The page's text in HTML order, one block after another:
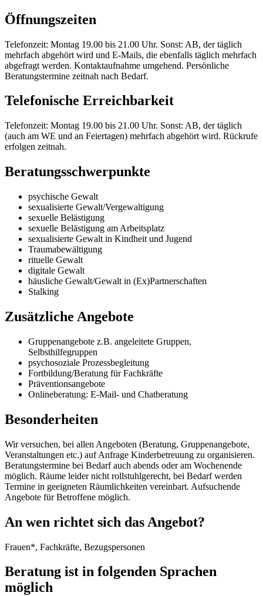
Öffnungszeiten
Telefonzeit: Montag 19.00 bis 21.00 Uhr. Sonst: AB, der täglich
mehrfach abgehört wird und E-Mails, die ebenfalls täglich mehrfach
abgefragt werden. Kontaktaufnahme umgehend. Persönliche
Beratungstermine zeitnah nach Bedarf.
Telefonische Erreichbarkeit
Telefonzeit: Montag 19.00 bis 21.00 Uhr. Sonst: AB, der täglich
(auch am WE und an Feiertagen) mehrfach abgehört wird. Rückrufe
erfolgen zeitnah.
Beratungsschwerpunkte
psychische Gewalt
sexualisierte Gewalt/Vergewaltigung
sexuelle Belästigung
sexuelle Belästigung am Arbeitsplatz
sexualisierte Gewalt in Kindheit und Jugend
Traumabewältigung
rituelle Gewalt
digitale Gewalt
häusliche Gewalt/Gewalt in (Ex)Partnerschaften
Stalking
Zusätzliche Angebote
Gruppenangebote z.B. angeleitete Gruppen,
Selbsthilfegruppen
psychosoziale Prozessbegleitung
Fortbildung/Beratung für Fachkräfte
Präventionsangebote
Onlineberatung: E-Mail- und Chatberatung
Besonderheiten
Wir versuchen, bei allen Angeboten (Beratung, Gruppenangebote,
Veranstaltungen etc.) auf Anfrage Kinderbetreuung zu organisieren.
Beratungstermine bei Bedarf auch abends oder am Wochenende
möglich. Räume leider nicht rollstuhlgerecht, bei Bedarf werden
Termine in geeigneten Räumlichkeiten vereinbart. Aufsuchende
Angebote für Betroffene möglich.
An wen richtet sich das Angebot?
Frauen*, Fachkräfte, Bezugspersonen
Beratung ist in folgenden Sprachen
möglich